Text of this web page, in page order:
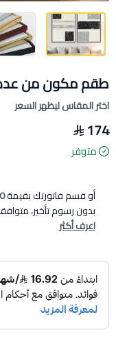
طقم مكون من عدد
اختر المقاس ليظهر السعر
174
متوفر
أو قسم فاتورتك بقيمة
بدون رسوم تأخير،
اعرف أكثر